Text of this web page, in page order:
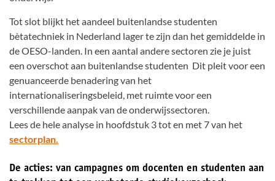
Tot slot blijkt het aandeel buitenlandse studenten
bètatechniek in Nederland lager te zijn dan het gemiddelde in
de OESO-landen. In een aantal andere sectoren zie je juist
een overschot aan buitenlandse studenten Dit pleit voor een
genuanceerde benadering van het
internationaliseringsbeleid, met ruimte voor een
verschillende aanpak van de onderwijssectoren.
Lees de hele analyse in hoofdstuk 3 tot en met 7 van het
sectorplan.
De acties: van campagnes om docenten en studenten aan